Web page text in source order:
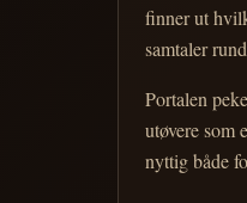
finner ut
samtaler
Portalen
utøvere som
nyttig både